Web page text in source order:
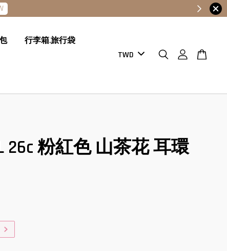
行李箱.旅行袋
26c 粉紅色 山茶花 耳環